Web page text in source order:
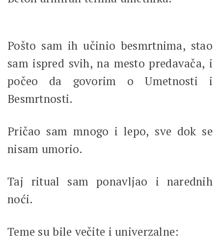
Pošto sam ih učinio besmrtnima, stao
sam ispred svih, na mesto predavača, i
počeo da govorim o Umetnosti i
Besmrtnosti.
Pričao sam mnogo i lepo, sve dok se
nisam umorio.
Taj ritual sam ponavljao i narednih
noći.
Teme su bile večite i univerzalne: